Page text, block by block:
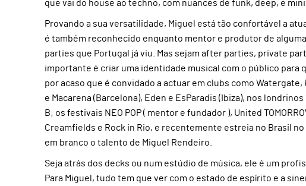
que vai do house ao techno, com nuances de funk, deep, e
Provando a sua versatilidade, Miguel está tão confortável a
é também reconhecido enquanto mentor e produtor de
parties que Portugal já viu. Mas sejam after parties, private
importante é criar uma identidade musical com o público para
por acaso que é convidado a actuar em clubs como Watergate,
e Macarena (Barcelona), Eden e EsParadis (Ibiza), nos
B; os festivais NEO POP ( mentor e fundador ), United
Creamfields e Rock in Rio, e recentemente estreia no Brasil
em branco o talento de Miguel Rendeiro.
Seja atrás dos decks ou num estúdio de música, ele é um
Para Miguel, tudo tem que ver com o estado de espírito e a